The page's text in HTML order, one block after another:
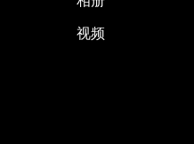
视频